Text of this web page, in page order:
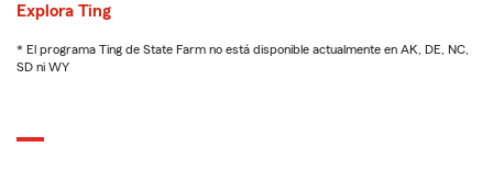
Explora Ting
* El programa Ting de State Farm no está disponible actualmente en AK, DE, NC,
SD ni WY